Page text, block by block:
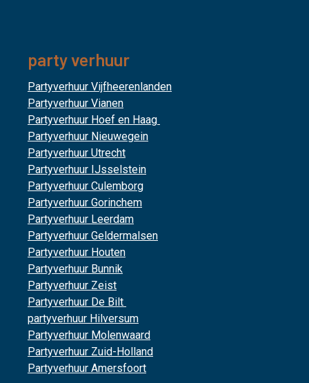
party verhuur
Partyverhuur Vijfheerenlanden
Partyverhuur Vianen
Partyverhuur Hoef en Haag
Partyverhuur Nieuwegein
Partyverhuur Utrecht
Partyverhuur IJsselstein
Partyverhuur Culemborg
Partyverhuur Gorinchem
Partyverhuur Leerdam
Partyverhuur Geldermalsen
Partyverhuur Houten
Partyverhuur Bunnik
Partyverhuur Zeist
Partyverhuur De Bilt
partyverhuur Hilversum
Partyverhuur Molenwaard
Partyverhuur Zuid-Holland
Partyverhuur Amersfoort